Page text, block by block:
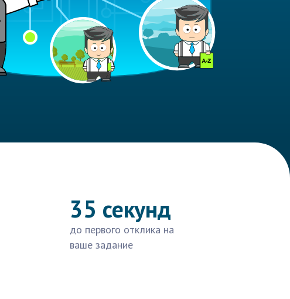
35 секунд
до первого отклика на
ваше задание